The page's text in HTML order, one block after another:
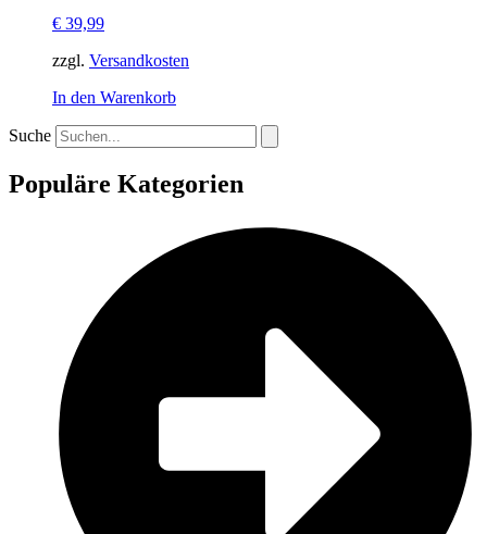
€ 39,99
zzgl. Versandkosten
In den Warenkorb
Suche
Populäre Kategorien